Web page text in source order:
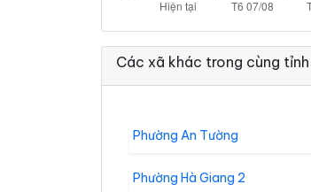
Các xã khác trong cùng tỉnh
Phường An Tường
Phường Hà Giang 2